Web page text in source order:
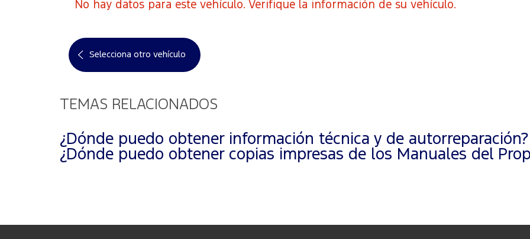
No hay datos para este vehículo. Verifique la información de su vehículo.
Selecciona otro vehículo
TEMAS RELACIONADOS
¿Dónde puedo obtener información técnica y de autorreparación?
¿Dónde puedo obtener copias impresas de los Manuales del